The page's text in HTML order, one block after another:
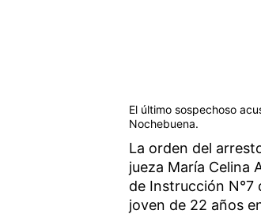
El último sospechoso
Nochebuena.
La orden del
jueza María Celina
de Instrucción N°7
joven de 22 años